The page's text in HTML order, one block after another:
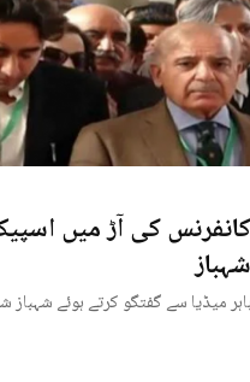
کی آڑ میں
میڈیا سے گفتگو کرتے ہوئے شہباز